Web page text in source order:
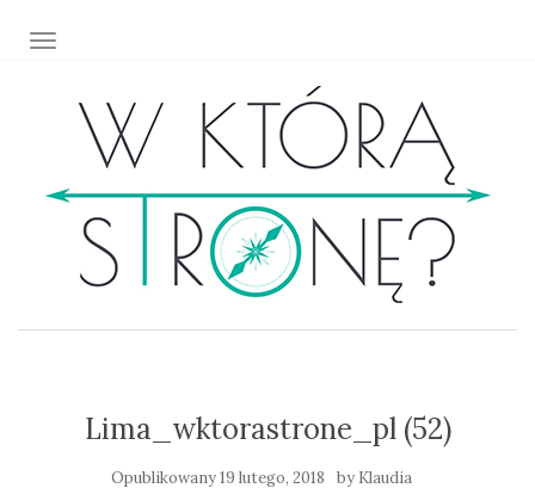
TOGGLE NAVIGATION
Lima_wktorastrone_pl (52)
Opublikowany19 lutego, 2018 by Klaudia